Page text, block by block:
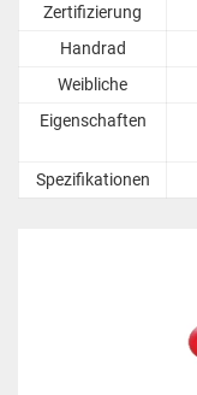
Zertifizierung
Handrad
Weibliche
Eigenschaften
Spezifikationen